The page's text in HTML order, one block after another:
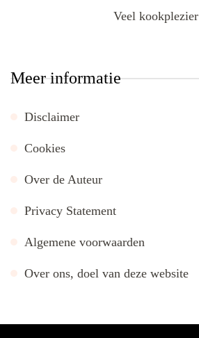
Veel kookplezier
Meer informatie
Disclaimer
Cookies
Over de Auteur
Privacy Statement
Algemene voorwaarden
Over ons, doel van deze website